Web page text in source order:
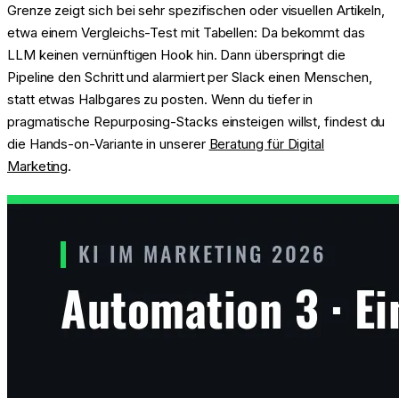
Grenze zeigt sich bei sehr spezifischen oder visuellen Artikeln,
etwa einem Vergleichs-Test mit Tabellen: Da bekommt das
LLM keinen vernünftigen Hook hin. Dann überspringt die
Pipeline den Schritt und alarmiert per Slack einen Menschen,
statt etwas Halbgares zu posten. Wenn du tiefer in
pragmatische Repurposing-Stacks einsteigen willst, findest du
die Hands-on-Variante in unserer Beratung für Digital
Marketing.